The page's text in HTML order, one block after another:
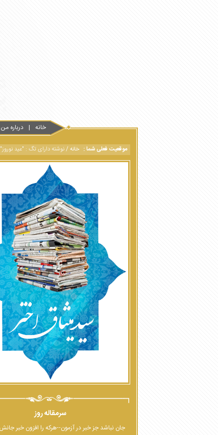
خانه درباره من
موقعیت فعلی شما : خانه/نوشته دارای تگ : "عید نوروز"
سرمقاله روز
جان نباشد جز خبر در آزمون--هرکه را افزون خبر